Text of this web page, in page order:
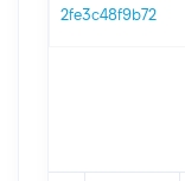
2fe3c48f9b72